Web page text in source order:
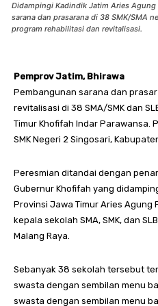
Didampingi Kadindik Jatim Aries
sarana dan prasarana di 38 SMK/SMA
program rehabilitasi dan revitalisasi.
Pemprov Jatim, Bhirawa
Pembangunan sarana dan
revitalisasi di 38 SMA/SMK dan
Timur Khofifah Indar Parawansa.
SMK Negeri 2 Singosari,
Peresmian ditandai dengan
Gubernur Khofifah yang
Provinsi Jawa Timur Aries Agung
kepala sekolah SMA, SMK, dan
Malang Raya.
Sebanyak 38 sekolah tersebut
swasta dengan sembilan menu
swasta dengan sembilan menu